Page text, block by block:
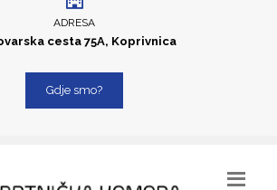
ADRESA
cesta 75A, Koprivnica
Gdje smo?